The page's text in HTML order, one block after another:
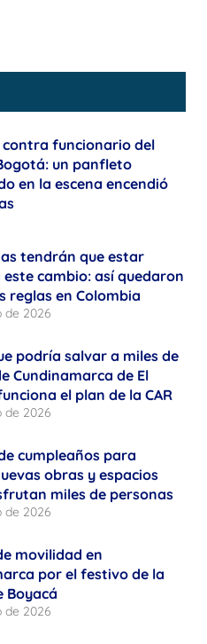
funcionario del
un panfleto
en la escena encendió
tendrán que estar
cambio: así quedaron
reglas en Colombia
de 2026
podría salvar a miles de
Cundinamarca de El
el plan de la CAR
de 2026
cumpleaños para
obras y espacios
miles de personas
de 2026
movilidad en
por el festivo de la
Boyacá
de 2026